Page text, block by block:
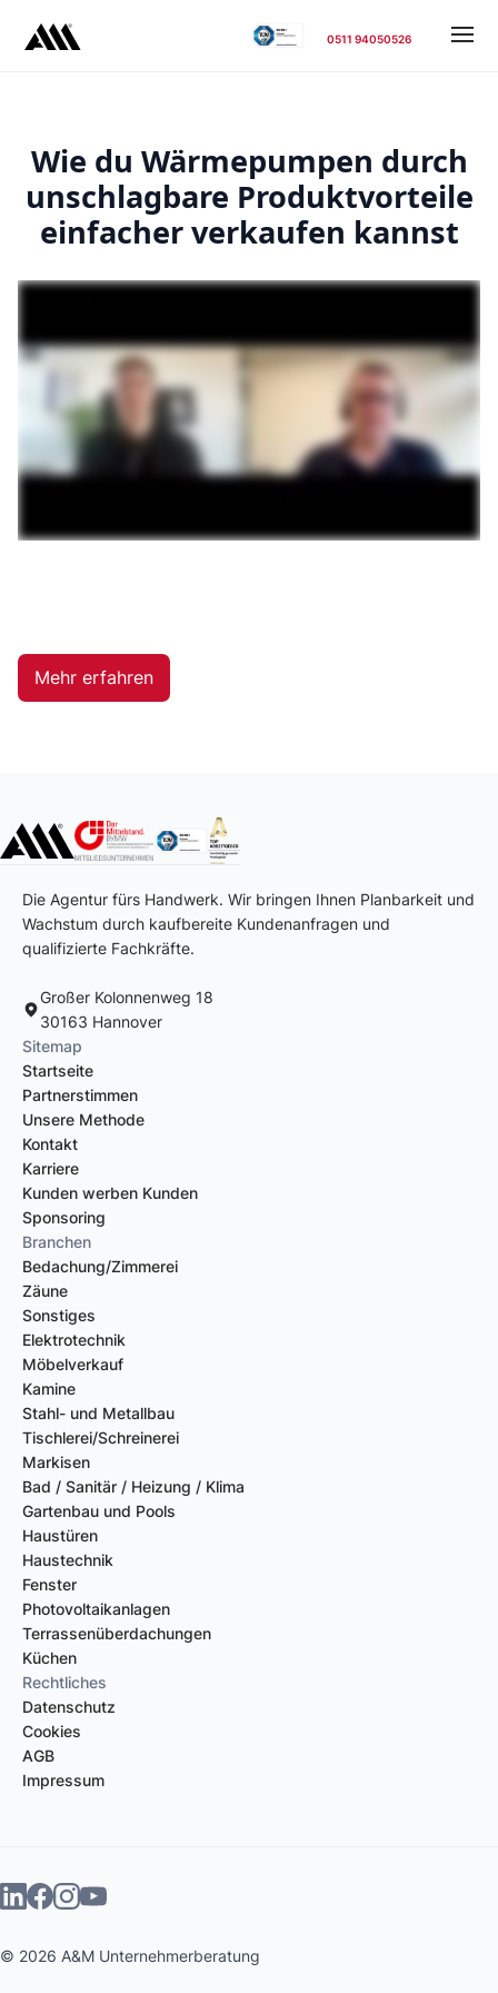
0511 94050526
Wie du Wärmepumpen durch
unschlagbare Produktvorteile
einfacher verkaufen kannst
Mehr erfahren
Die Agentur fürs Handwerk. Wir bringen Ihnen Planbarkeit und
Wachstum durch kaufbereite Kundenanfragen und
qualifizierte Fachkräfte.
Großer Kolonnenweg 18
30163 Hannover
Sitemap
Startseite
Partnerstimmen
Unsere Methode
Kontakt
Karriere
Kunden werben Kunden
Sponsoring
Branchen
Bedachung/Zimmerei
Zäune
Sonstiges
Elektrotechnik
Möbelverkauf
Kamine
Stahl- und Metallbau
Tischlerei/Schreinerei
Markisen
Bad / Sanitär / Heizung / Klima
Gartenbau und Pools
Haustüren
Haustechnik
Fenster
Photovoltaikanlagen
Terrassenüberdachungen
Küchen
Rechtliches
Datenschutz
Cookies
AGB
Impressum
© 2026 A&M Unternehmerberatung